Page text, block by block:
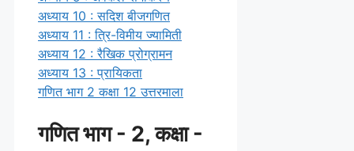
अध्याय 10 : सदिश बीजगणित
अध्याय 11 : त्रि-विमीय ज्यामिती
अध्याय 12 : रैखिक प्रोग्रामन
अध्याय 13 : प्रायिकता
गणित भाग 2 कक्षा 12 उत्तरमाला
गणित भाग - 2, कक्षा -